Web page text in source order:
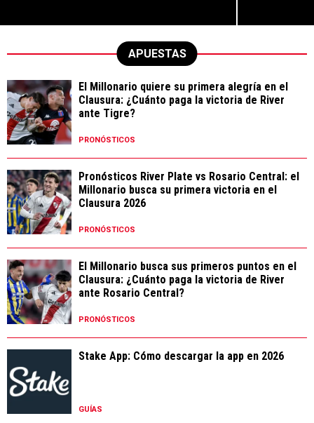
APUESTAS
El Millonario quiere su primera alegría en el
Clausura: ¿Cuánto paga la victoria de River
ante Tigre?
PRONÓSTICOS
Pronósticos River Plate vs Rosario Central: el
Millonario busca su primera victoria en el
Clausura 2026
PRONÓSTICOS
El Millonario busca sus primeros puntos en el
Clausura: ¿Cuánto paga la victoria de River
ante Rosario Central?
PRONÓSTICOS
Stake App: Cómo descargar la app en 2026
GUÍAS